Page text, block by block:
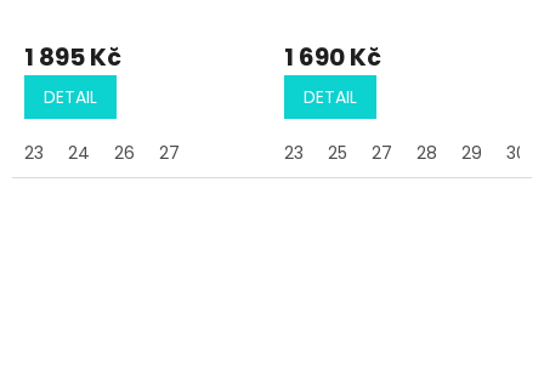
1 895 Kč
DETAIL
23 24 26 27
1 690 Kč
DETAIL
23 25 27 28 29 30